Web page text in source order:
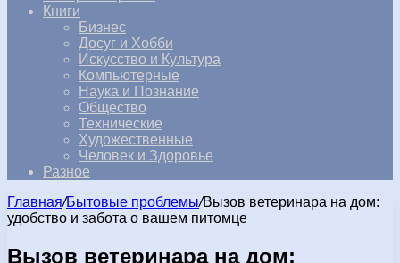
Книги
Бизнес
Досуг и Хобби
Искусство и Культура
Компьютерные
Наука и Познание
Общество
Технические
Художественные
Человек и Здоровье
Разное
Главная/Бытовые проблемы/Вызов ветеринара на дом:
удобство и забота о вашем питомце
Вызов ветеринара на дом: